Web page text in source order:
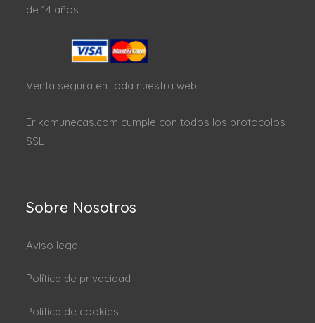
de 14 años
Venta segura en toda nuestra web.
Erikamunecas.com cumple con todos los protocolos
SSL
Sobre Nosotros
Aviso legal
Política de privacidad
Politica de cookies